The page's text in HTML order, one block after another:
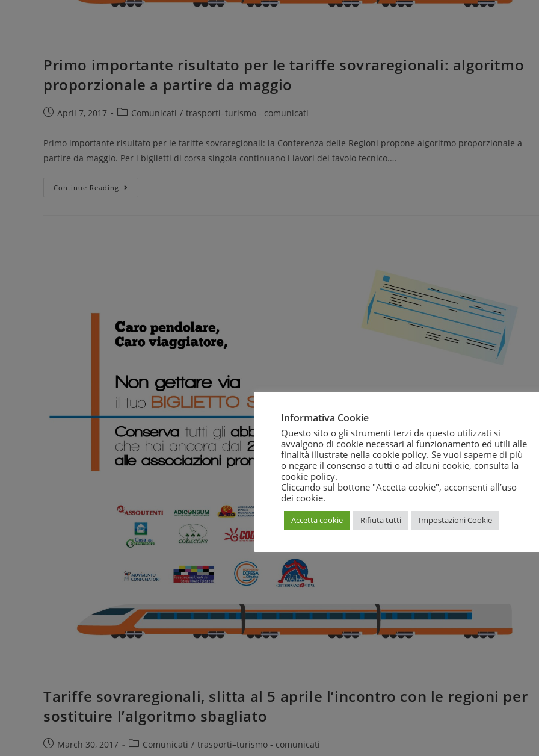
Primo importante risultato per le tariffe sovraregionali: algoritmo
proporzionale a partire da maggio
April 7, 2017 Comunicati / trasporti–turismo - comunicati
Primo importante risultato per le tariffe sovraregionali: la Conferenza delle Regioni propone algoritmo proporzionale a
partire da maggio. Per i biglietti di corsa singola continuano i lavori del tavolo tecnico.…
Continue Reading
Tariffe sovraregionali, slitta al 5 aprile l’incontro con le regioni per
sostituire l’algoritmo sbagliato
March 30, 2017 Comunicati / trasporti–turismo - comunicati
Informativa Cookie
Questo sito o gli strumenti terzi da questo utilizzati si
avvalgono di cookie necessari al funzionamento ed utili alle
finalità illustrate nella cookie policy. Se vuoi saperne di più
o negare il consenso a tutti o ad alcuni cookie, consulta la
cookie policy.
Cliccando sul bottone "Accetta cookie", acconsenti all’uso
dei cookie.
Accetta cookie Rifiuta tutti Impostazioni Cookie